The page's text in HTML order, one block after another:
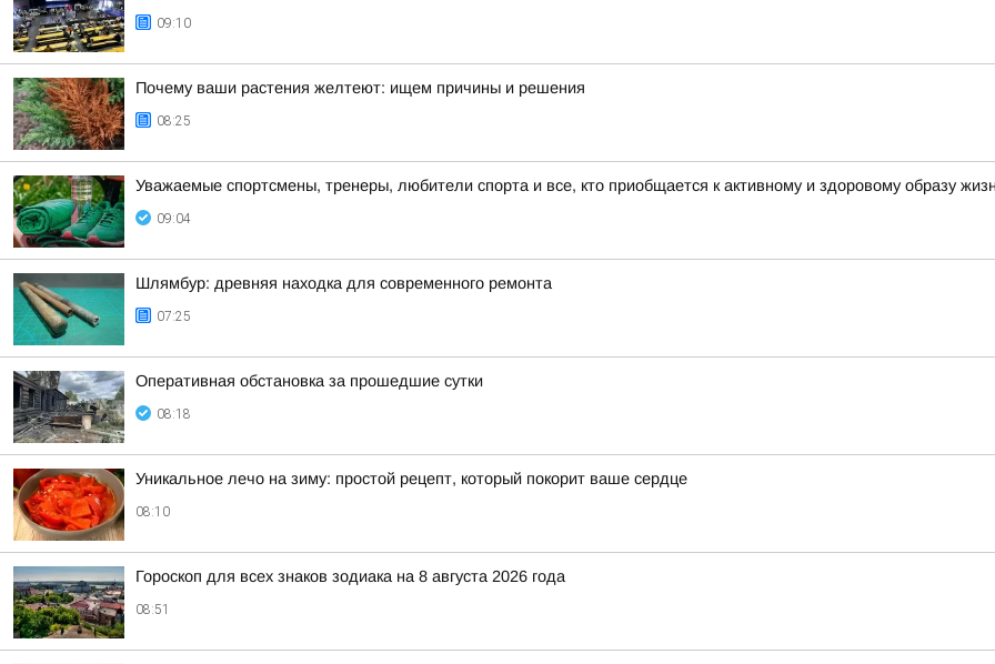
09:10
Почему ваши растения желтеют: ищем причины и решения
08:25
Уважаемые спортсмены, тренеры, любители спорта и все, кто приобщается к активному и здоровому образу
09:04
Шлямбур: древняя находка для современного ремонта
07:25
Оперативная обстановка за прошедшие сутки
08:18
Уникальное лечо на зиму: простой рецепт, который покорит ваше сердце
08:10
Гороскоп для всех знаков зодиака на 8 августа 2026 года
08:51